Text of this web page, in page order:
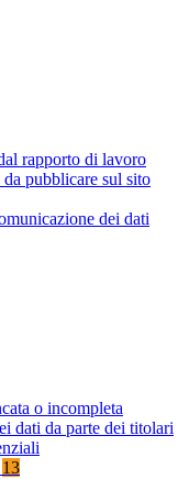
rapporto di lavoro
pubblicare sul sito
dei dati
o incompleta
dati da parte dei titolari
13